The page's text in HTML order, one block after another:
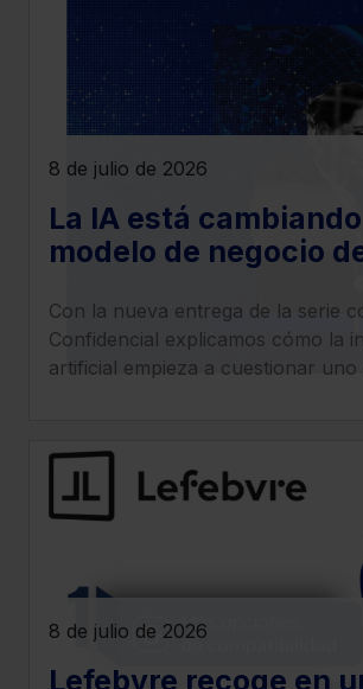
8 de julio de 2026
La IA está
modelo de negocio
era del
Con la nueva entrega de la serie
Confidencial explicamos cómo la
artificial empieza a cuestionar uno
8 de julio de 2026
Lefebvre recoge en